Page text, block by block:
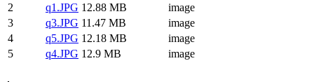
2
q1.JPG 12.88 MB
image
3
q3.JPG 11.47 MB
image
4
q5.JPG 12.18 MB
image
5
q4.JPG 12.9 MB image